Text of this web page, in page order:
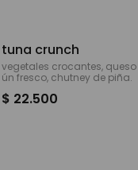
tuna crunch
vegetales crocantes,
ún fresco, chutney de piña.
$ 22.500